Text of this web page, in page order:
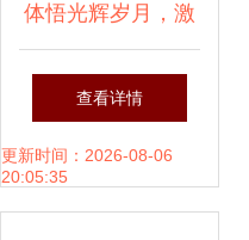
体悟光辉岁月，激
扬奋进力量——生
物食品与环境学院
查看详情
更新时间：2026-08-06
20:05:35